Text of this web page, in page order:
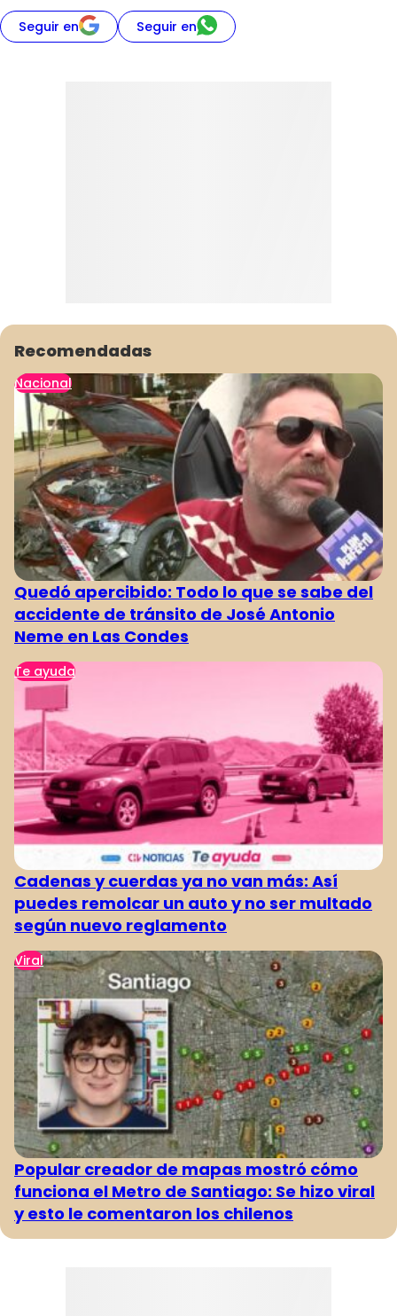
Seguir en Seguir en
Recomendadas
Nacional
Quedó apercibido: Todo lo que se sabe del
accidente de tránsito de José Antonio
Neme en Las Condes
Te ayuda
Cadenas y cuerdas ya no van más: Así
puedes remolcar un auto y no ser multado
según nuevo reglamento
Viral
Popular creador de mapas mostró cómo
funciona el Metro de Santiago: Se hizo viral
y esto le comentaron los chilenos